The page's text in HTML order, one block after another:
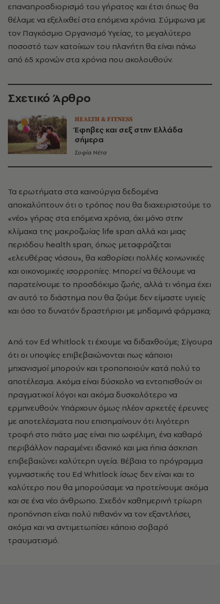
επαναπροσδιορισμό του γήρατος και έτσι όπως θα
θέλαμε να εξελιχθεί στα επόμενα χρόνια. Σύμφωνα με
τον Παγκόσμιο Οργανισμό Υγείας, το μεγαλύτερο
ποσοστό των κατοίκων του πλανήτη θα είναι πάνω
από 65 χρονών στα χρόνια που ακολουθούν.
Σχετικό Άρθρο
HEALTH & FITNESS
Έφηβες και σεξ στην Ελλάδα
σήμερα
Σοφία Νέτα
Τα ερωτήματα στα καινούργια δεδομένα
αποκαλύπτουν ότι ο τρόπος που θα διαχειριστούμε το
«νέο» γήρας στα επόμενα χρόνια, όχι μόνο στην
κλίμακα της μακροζωίας life span αλλά και μιας
περιόδου health span, όπως μεταφράζεται
«ελευθέρας νόσου», θα καθορίσει πολλές κοινωνικές
και οικονομικές ισορροπίες. Μπορεί να θέλουμε να
παρατείνουμε το προσδόκιμο ζωής, αλλά τι νόημα έχει
αν αυτό το διάστημα που θα ζούμε δεν είμαστε υγιείς
και όσο το δυνατόν δραστήριοι με μηδαμινά φάρμακα;
Από τον Ed Whitlock τι έχουμε να διδαχθούμε; Σίγουρα
ότι οι υποψίες επιβεβαιώνονται πως κάποιοι
μηχανισμοί μπορούν και τροποποιούν κατά πολύ το
αποτέλεσμα. Ακόμα είναι δύσκολο να εντοπισθούν οι
πραγματικοί λόγοι και ακόμα δυσκολότερο να
ερμηνευθούν. Υπάρχουν όμως πλέον αρκετές έρευνες
με αποτελέσματα που επισημαίνουν ότι λιγότερη
τροφή στο πιάτο μας είναι πιο ωφέλιμη, ένα καθαρό
περιβάλλον παραμένει ιδανικό και μια ήπια άσκηση
επιβεβαιώνει καλύτερη υγεία. Βέβαια το πρόγραμμα
γυμναστικής του Ed Whitlock ίσως δεν είναι και το
καλύτερο που θα μπορούσαμε να προτείνουμε ακόμα
και σε ένα νέο άνθρωπο. Σχεδόν καθημερινή τρίωρη
προπόνηση είναι πολύ πιθανόν να τον εξαντλήσει,
ακόμα και να αντιμετωπίσει κάποιο σοβαρό
τραυματισμό.